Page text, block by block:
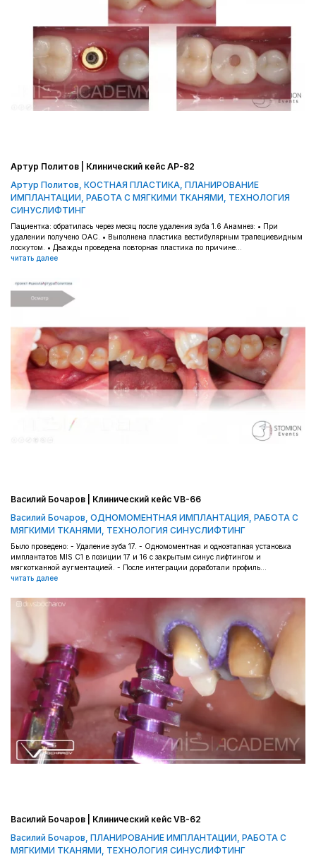
Артур Политов | Клинический кейс AP-82
Артур Политов КОСТНАЯ ПЛАСТИКА ПЛАНИРОВАНИЕ
ИМПЛАНТАЦИИ РАБОТА С МЯГКИМИ ТКАНЯМИ ТЕХНОЛОГИЯ
СИНУСЛИФТИНГ
Пациентка: обратилась через месяц после удаления зуба 1.6 Анамнез: • При
удалении получено ОАС. • Выполнена пластика вестибулярным трапециевидным
лоскутом. • Дважды проведена повторная пластика по причине...
читать далее
Василий Бочаров | Клинический кейс VB-66
Василий Бочаров ОДНОМОМЕНТНАЯ ИМПЛАНТАЦИЯ РАБОТА С
МЯГКИМИ ТКАНЯМИ ТЕХНОЛОГИЯ СИНУСЛИФТИНГ
Было проведено: - Удаление зуба 17. - Одномоментная и одноэтапная установка
имплантатов MIS С1 в позиции 17 и 16 с закрытым синус лифтингом и
мягкотканной аугментацией. - После интеграции доработали профиль...
читать далее
Василий Бочаров | Клинический кейс VB-62
Василий Бочаров, ПЛАНИРОВАНИЕ ИМПЛАНТАЦИИ, РАБОТА С
МЯГКИМИ ТКАНЯМИ, ТЕХНОЛОГИЯ СИНУСЛИФТИНГ